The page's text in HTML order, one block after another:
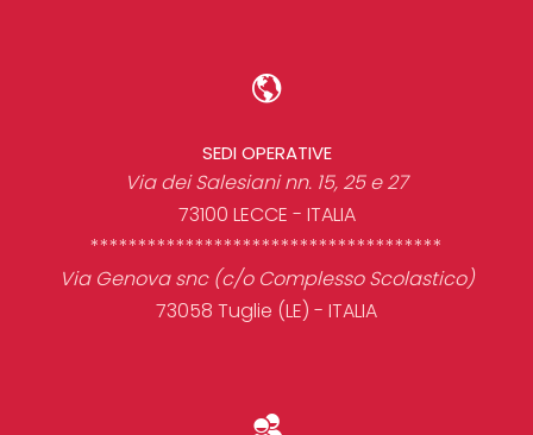
SEDI OPERATIVE
Via dei Salesiani nn. 15, 25 e 27
73100 LECCE - ITALIA
*************************************
Via Genova snc (c/o Complesso Scolastico)
73058 Tuglie (LE) - ITALIA